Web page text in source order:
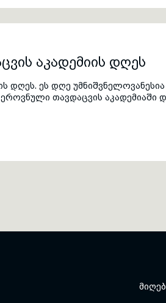
ახალგაზრდა ოფიცრების როლი.
აკადემიის დღეს
დღეს. ეს დღე უმნიშვნელოვანესია
თავდაცვის აკადემიაში